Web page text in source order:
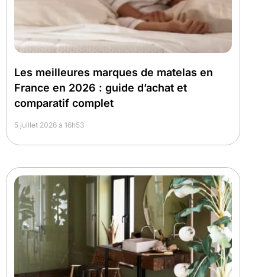
Les meilleures marques de matelas en
France en 2026 : guide d’achat et
comparatif complet
5 juillet 2026 à 16h53